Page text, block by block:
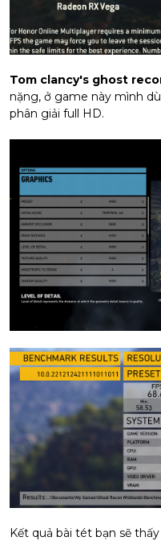
Tom clancy's ghost
nặng, ở game này mình
phân giải full HD.
Kết quả bài tét bạn sẽ